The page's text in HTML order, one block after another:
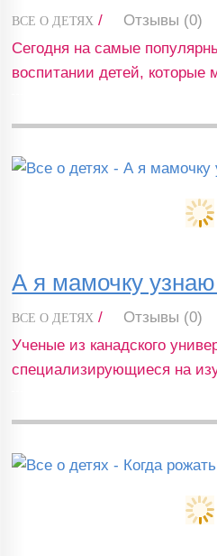
ВСЕ О ДЕТЯХ /
Отзывы (0)
Сегодня на самые
воспитании детей, которые
А я мамочку
ВСЕ О ДЕТЯХ /
Отзывы (0)
Ученые из канадского
специализирующиеся на